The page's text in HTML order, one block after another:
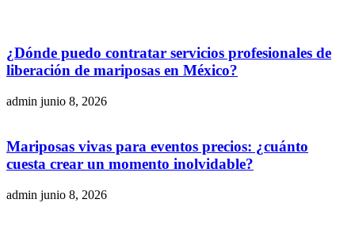
¿Dónde puedo contratar servicios profesionales de
liberación de mariposas en México?
admin junio 8, 2026
Mariposas vivas para eventos precios: ¿cuánto
cuesta crear un momento inolvidable?
admin junio 8, 2026